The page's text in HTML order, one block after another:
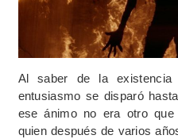
Al saber de la
entusiasmo se disparó
ese ánimo no era otro
quien después de varios